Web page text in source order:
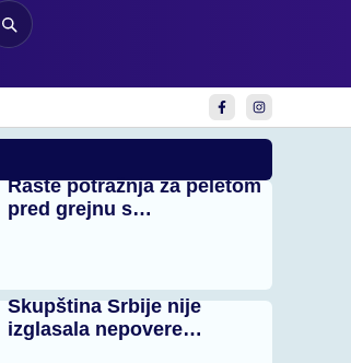
Raste potražnja za peletom
pred grejnu s…
Skupština Srbije nije
izglasala nepovere…